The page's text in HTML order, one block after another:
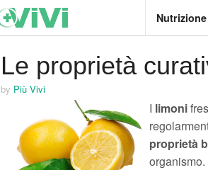
Nutrizione
Le proprietà
by Più Vivi
I limoni
proprietà